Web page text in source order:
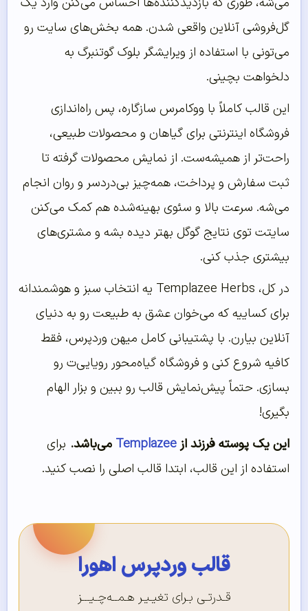
گل‌فروشی آنلاین واقعی شدن. همه بخش‌های سایت رو
می‌تونی با استفاده از ویرایشگر بلوک گوتنبرگ به
دلخواهت بچینی.
این قالب کاملاً با ووکامرس سازگاره، پس راه‌اندازی
فروشگاه اینترنتی برای گیاهان و محصولات طبیعی،
راحت‌تر از همیشه‌ست. از نمایش محصولات گرفته تا
ثبت سفارش و پرداخت، همه‌چیز بی‌دردسر و روان انجام
می‌شه. سرعت بالا و سئوی بهینه‌شده هم کمک می‌کنن
سایتت توی نتایج گوگل بهتر دیده بشه و مشتری‌های
بیشتری جذب کنی.
در کل، Templazee Herbs یه انتخاب سبز و هوشمندانه
برای کساییه که می‌خوان عشق به طبیعت رو به دنیای
آنلاین بیارن. با پشتیبانی کامل میهن وردپرس، فقط
کافیه شروع کنی و فروشگاه گیاه‌محور رویایی‌ت رو
بسازی. حتماً پیش‌نمایش قالب رو ببین و بزار الهام
بگیری!
این یک پوسته فرزند ازTemplazee می‌باشد. برای
استفاده از این قالب، ابتدا قالب اصلی را نصب کنید.
قالب وردپرس اهورا
قـدرتـی بـرای تغیـیـر هـمــه‌چـیـــز